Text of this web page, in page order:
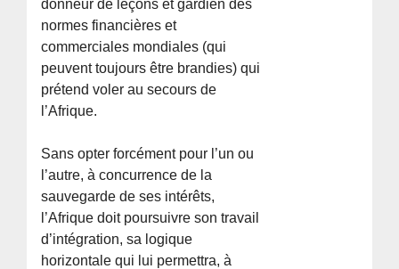
donneur de leçons et gardien des
normes financières et
commerciales mondiales (qui
peuvent toujours être brandies) qui
prétend voler au secours de
l’Afrique.
Sans opter forcément pour l’un ou
l’autre, à concurrence de la
sauvegarde de ses intérêts,
l’Afrique doit poursuivre son travail
d’intégration, sa logique
horizontale qui lui permettra, à